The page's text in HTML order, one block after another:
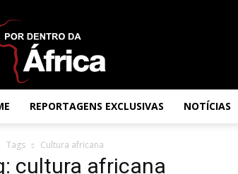
da
África
REPORTAGENS EXCLUSIVAS NOTÍCIAS
Tags Cultura africana
cultura africana